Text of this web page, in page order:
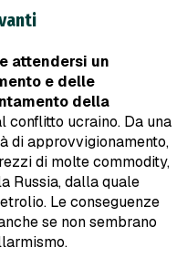
attendersi un
e delle
della
conflitto ucraino. Da una
di approvvigionamento,
di molte commodity,
Russia, dalla quale
Le conseguenze
se non sembrano